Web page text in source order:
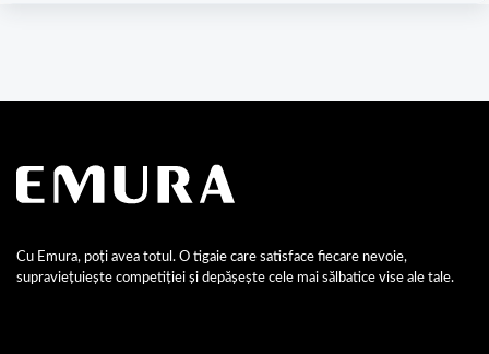
Cu Emura, poți avea totul. O tigaie care satisface fiecare nevoie,
supraviețuiește competiției și depășește cele mai sălbatice vise ale tale.